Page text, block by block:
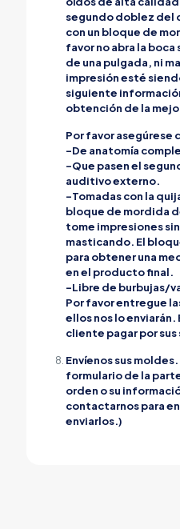
segundo doblez del
con un bloque de
favor no abra la
de una pulgada, ni
impresión esté
siguiente
obtención de la
Por favor asegúrese
-De anatomía
-Que pasen el
auditivo externo.
-Tomadas con la
bloque de mordida
tome impresiones
masticando. El
para obtener una
en el producto final.
-Libre de burbujas/
Por favor entregue
ellos nos lo
cliente pagar por sus
Envíenos sus
formulario de la
orden o su
contactarnos para
enviarlos.)